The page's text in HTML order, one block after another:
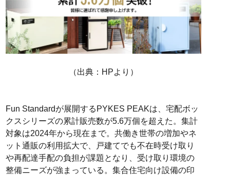
（出典：HPより）
Fun Standardが展開するPYKES PEAKは、宅配ボッ
クスシリーズの累計販売数が5.6万個を超えた。集計
対象は2024年から現在まで。共働き世帯の増加やネ
ット通販の利用拡大で、戸建てでも不在時受け取り
や再配達手配の負担が課題となり、受け取り環境の
整備ニーズが強まっている。集合住宅向け設備の印